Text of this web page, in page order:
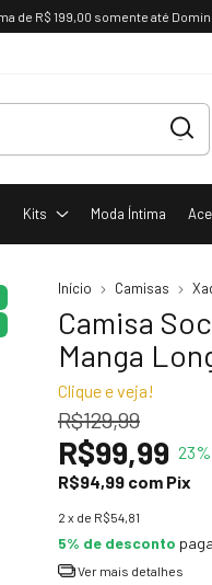
199,00 somente até Domingo
Kits Moda Íntima
Início Camisas
Camisa
Manga
Clique e veja!
R$129,99
R$99,99 23
R$94,99 com Pix
2 x de R$54,81
5% de desconto
Ver mais detalhes